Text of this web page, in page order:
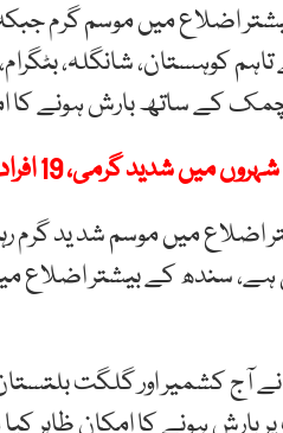
اضلاع میں موسم گرم
کوہستان، شانگلہ،
چمک کے ساتھ بارش ہونے
شدید گرمی، 19 افراد ہلاک
اضلاع میں موسم شد ید گرم
سندھ کے بیشتر اضلاع
کشمیر اور گلگت بلتستان